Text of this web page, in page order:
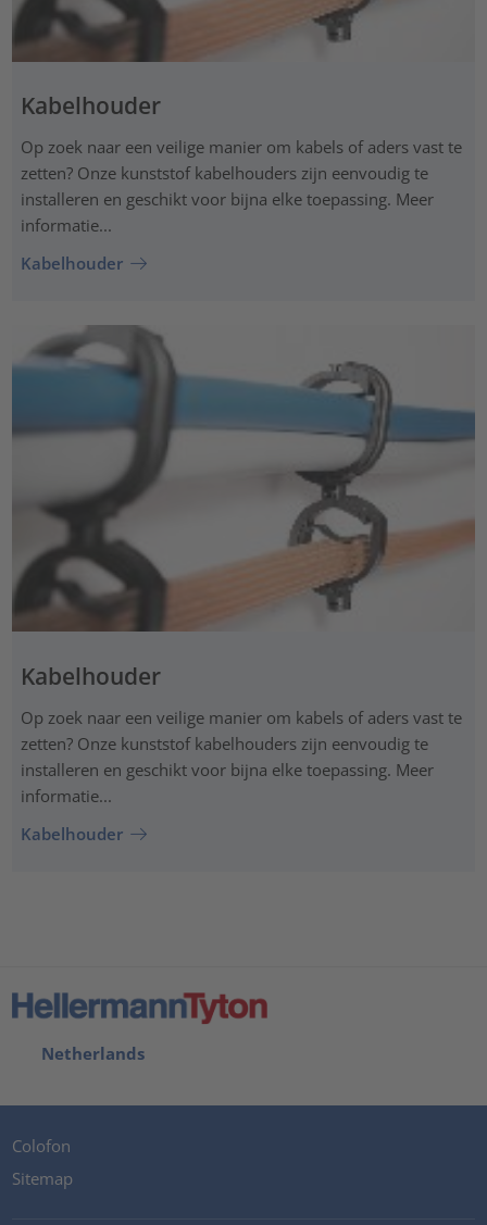
Kabelhouder
Op zoek naar een veilige manier om kabels of aders vast te
zetten? Onze kunststof kabelhouders zijn eenvoudig te
installeren en geschikt voor bijna elke toepassing. Meer
informatie...
Kabelhouder
Kabelhouder
Op zoek naar een veilige manier om kabels of aders vast te
zetten? Onze kunststof kabelhouders zijn eenvoudig te
installeren en geschikt voor bijna elke toepassing. Meer
informatie...
Kabelhouder
Netherlands
Colofon
Sitemap